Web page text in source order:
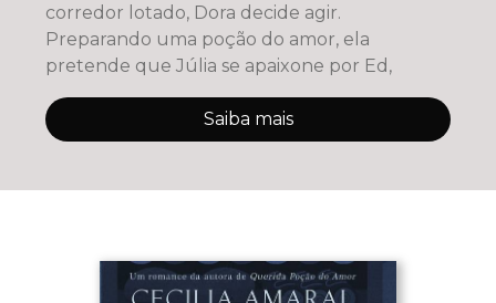
corredor lotado, Dora decide agir.
Preparando uma poção do amor, ela
pretende que Júlia se apaixone por Ed,
Saiba mais